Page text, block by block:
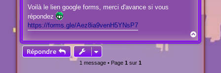
Voilà le lien google forms, merci d'avance si vous
répondez
https://forms.gle/Aez8ia9venH5YNsP7
a
Répondre
1 message • Page 1 sur 1